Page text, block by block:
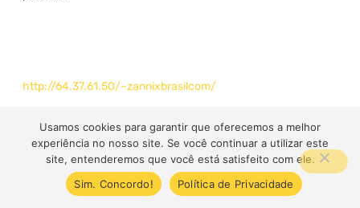
http://64.37.61.50/~zannixbrasilcom/
Fonte de Consulta e Informações: Investor.
Usamos cookies para garantir que oferecemos a melhor
experiência no nosso site. Se você continuar a utilizar este
site, entenderemos que você está satisfeito com ele.
Sim. Concordo!
Política de Privacidade